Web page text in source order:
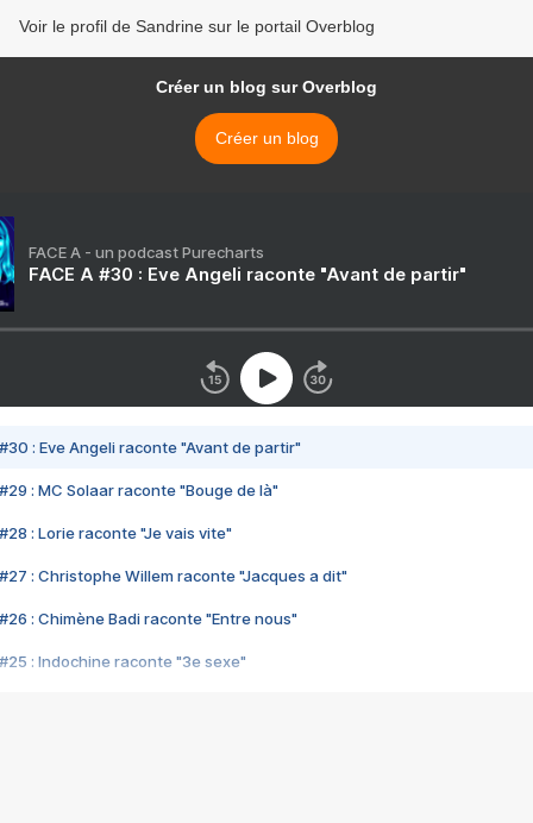
Voir le profil de Sandrine sur le portail Overblog
Créer un blog sur Overblog
Créer un blog
FACE A - un podcast Purecharts
FACE A #30 : Eve Angeli raconte "Avant de partir"
#30 : Eve Angeli raconte "Avant de partir"
#29 : MC Solaar raconte "Bouge de là"
#28 : Lorie raconte "Je vais vite"
#27 : Christophe Willem raconte "Jacques a dit"
#26 : Chimène Badi raconte "Entre nous"
#25 : Indochine raconte "3e sexe"